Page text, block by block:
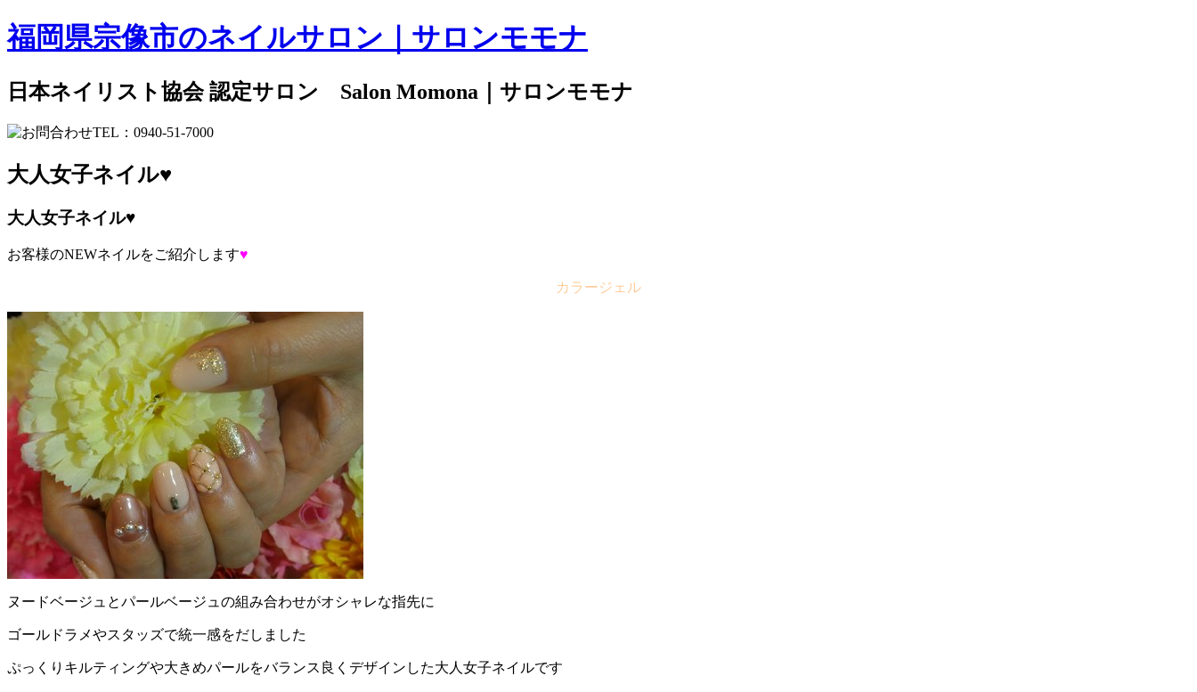
福岡県宗像市のネイルサロン｜サロンモモナ
日本ネイリスト協会 認定サロン Salon Momona｜サロンモモナ
大人女子ネイル♥
大人女子ネイル♥
お客様のNEWネイルをご紹介します♥
カラージェル
ヌードベージュとパールベージュの組み合わせがオシャレな指先に
ゴールドラメやスタッズで統一感をだしました
ぷっくりキルティングや大きめパールをバランス良くデザインした大人女子ネイルです